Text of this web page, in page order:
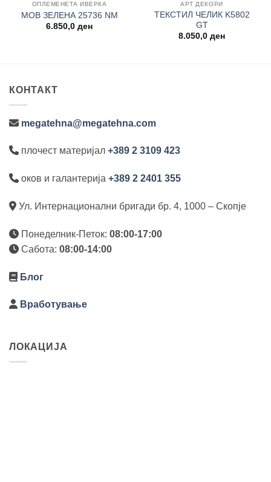
ОПЛЕМЕНЕТА ИВЕРКА
МОВ ЗЕЛЕНА 25736 NM
6.850,0 ден
АРТ ДЕКОРИ
ТЕКСТИЛ ЧЕЛИК K5802
GT
8.050,0 ден
КОНТАКТ
megatehna@megatehna.com
плочест материјал +389 2 3109 423
оков и галантерија +389 2 2401 355
Ул. Интернационални бригади бр. 4, 1000 – Скопје
Понеделник-Петок: 08:00-17:00
Сабота: 08:00-14:00
Блог
Вработување
ЛОКАЦИЈА